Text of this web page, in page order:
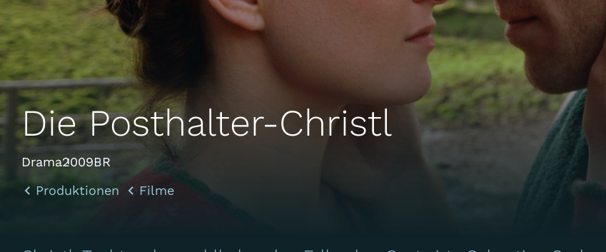
Die Posthalter-Christl
Drama2009BR
Produktionen
Filme